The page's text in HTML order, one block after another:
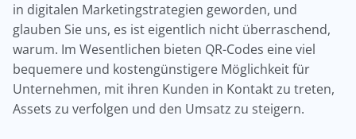
in digitalen Marketingstrategien geworden, und
glauben Sie uns, es ist eigentlich nicht überraschend,
warum. Im Wesentlichen bieten QR-Codes eine viel
bequemere und kostengünstigere Möglichkeit für
Unternehmen, mit ihren Kunden in Kontakt zu treten,
Assets zu verfolgen und den Umsatz zu steigern.